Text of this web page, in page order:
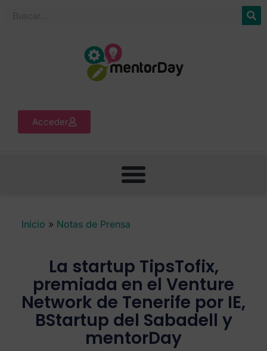
Acceder
Inicio » Notas de Prensa
La startup TipsTofix,
premiada en el Venture
Network de Tenerife por IE,
BStartup del Sabadell y
mentorDay